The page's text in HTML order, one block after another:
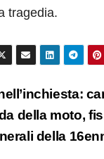
tragedia.
della moto,
della